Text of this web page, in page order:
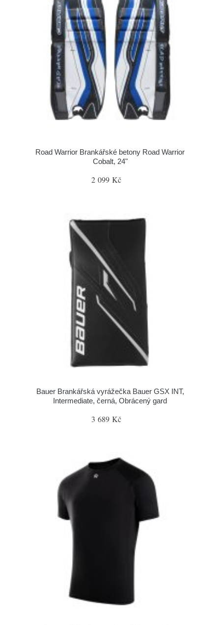
Road Warrior Brankářské betony Road Warrior
Cobalt, 24"
2 099 Kč
Bauer Brankářská vyrážečka Bauer GSX INT,
Intermediate, černá, Obrácený gard
3 689 Kč